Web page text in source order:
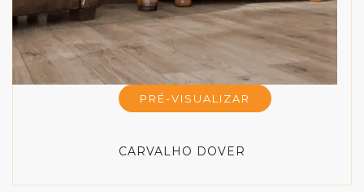
PRÉ-VISUALIZAR
CARVALHO DOVER